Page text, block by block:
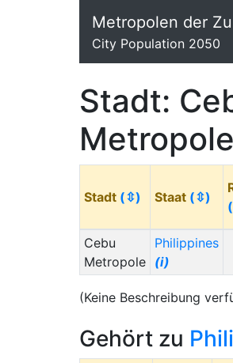
Metropolen der
City Population 2050
Stadt:
Metropole
Stadt (⇳) Staat (⇳)
Cebu
Metropole
Philippines
(i)
(Keine Beschreibung
Gehört zu